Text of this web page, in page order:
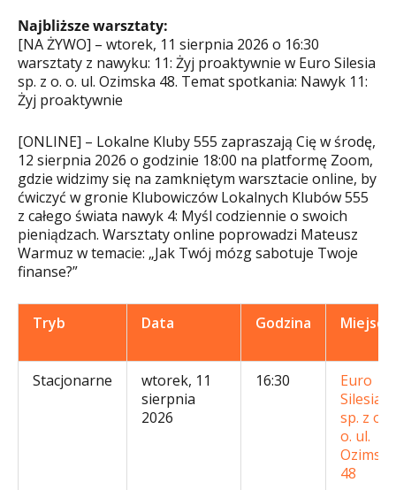
Najbliższe warsztaty:
[NA ŻYWO] – wtorek, 11 sierpnia 2026 o 16:30
warsztaty z nawyku: 11: Żyj proaktywnie w Euro Silesia
sp. z o. o. ul. Ozimska 48. Temat spotkania: Nawyk 11:
Żyj proaktywnie
[ONLINE] – Lokalne Kluby 555 zapraszają Cię w środę,
12 sierpnia 2026 o godzinie 18:00 na platformę Zoom,
gdzie widzimy się na zamkniętym warsztacie online, by
ćwiczyć w gronie Klubowiczów Lokalnych Klubów 555
z całego świata nawyk 4: Myśl codziennie o swoich
pieniądzach. Warsztaty online poprowadzi Mateusz
Warmuz w temacie: „Jak Twój mózg sabotuje Twoje
finanse?”
Tryb Data Godzina Miejsce
Stacjonarne
wtorek, 11
sierpnia
2026
16:30
Euro
Silesia
sp. z o.
o. ul.
Ozimska
48